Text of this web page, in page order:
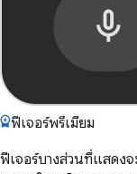
ฟีเจอร์พรีเมียม
ฟีเจอร์บางส่วนที่แสดง